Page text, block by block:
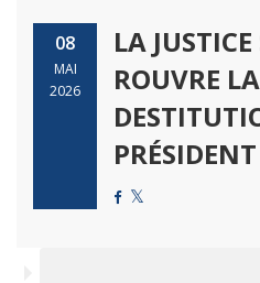
08
MAI
2026
LA
ROUVRE